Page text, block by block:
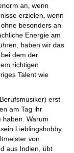
an, wenn
erzielen, wenn
besonders an
Energie am
haben wir das
dem der
richtigen
Talent wie
erst
am Tag ihr
haben. Warum
Lieblingshobby
von
aus Indien, übt